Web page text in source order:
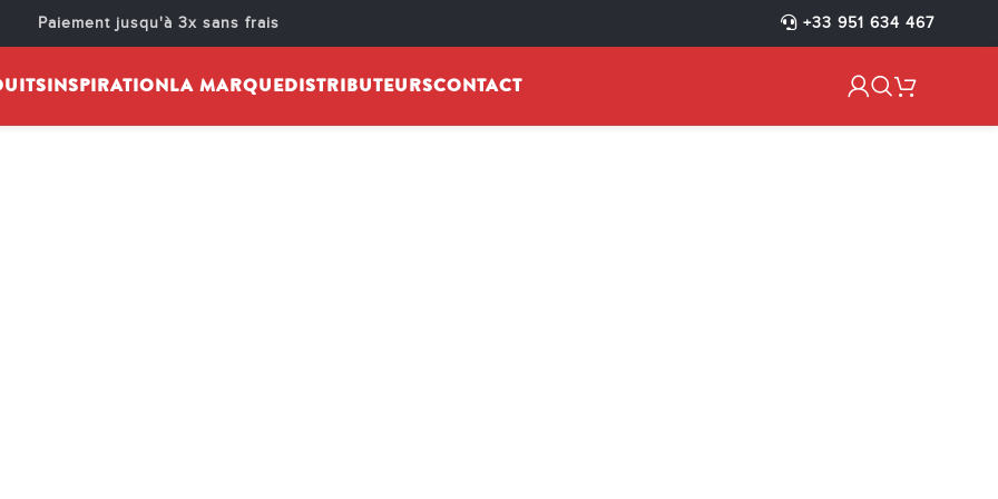
Paiement jusqu'à 3x sans frais +33 951 634 467
INSPIRATIONLA MARQUEDISTRIBUTEURSCONTACT
RÉF 288 1